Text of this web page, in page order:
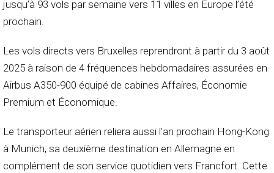
jusqu’à 93 vols par semaine vers 11 villes en Europe l’été
prochain.
Les vols directs vers Bruxelles reprendront à partir du 3 août
2025 à raison de 4 fréquences hebdomadaires assurées en
Airbus A350-900 équipé de cabines Affaires, Économie
Premium et Économique.
Le transporteur aérien reliera aussi l’an prochain Hong-Kong
à Munich, sa deuxième destination en Allemagne en
complément de son service quotidien vers Francfort. Cette